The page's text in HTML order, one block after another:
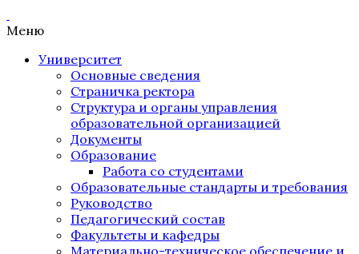
Меню
Университет
Основные сведения
Страничка ректора
Структура и органы управления
образовательной организацией
Документы
Образование
Работа со студентами
Образовательные стандарты и требования
Руководство
Педагогический состав
Факультеты и кафедры
Материально-техническое обеспечение и